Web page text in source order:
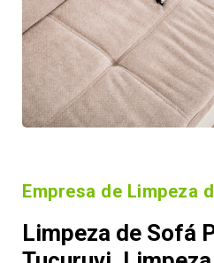
Empresa de Limpeza
Limpeza de Sofá